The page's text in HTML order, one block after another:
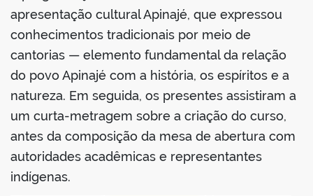
portal
apresentação cultural Apinajé, que expressou
conhecimentos tradicionais por meio de
cantorias — elemento fundamental da relação
do povo Apinajé com a história, os espíritos e a
natureza. Em seguida, os presentes assistiram a
um curta-metragem sobre a criação do curso,
antes da composição da mesa de abertura com
autoridades acadêmicas e representantes
indígenas.